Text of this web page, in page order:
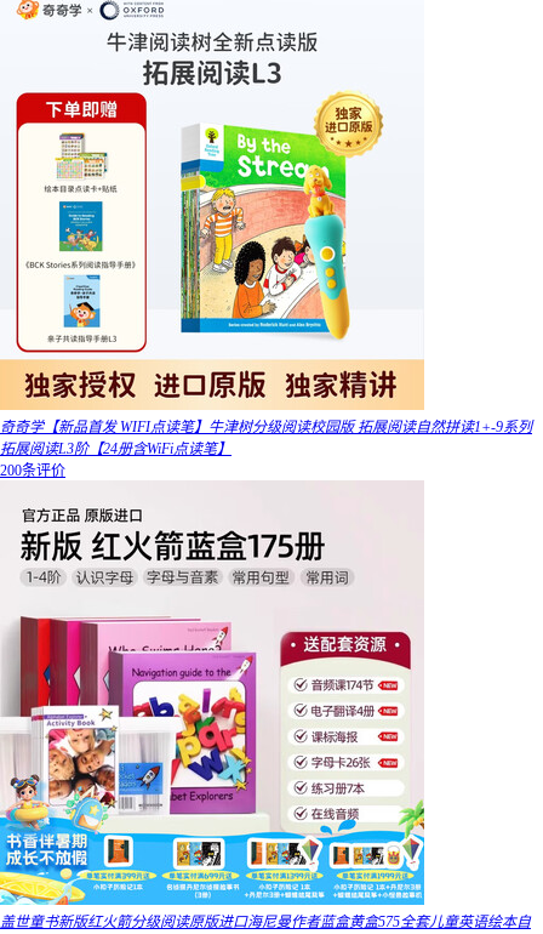
奇奇学【新品首发 WIFI点读笔】牛津树分级阅读校园版 拓展阅读自然拼读1+-9系列
拓展阅读L3阶【24册含WiFi点读笔】
200条评价
盖世童书新版红火箭分级阅读原版进口海尼曼作者蓝盒黄盒575全套儿童英语绘本自